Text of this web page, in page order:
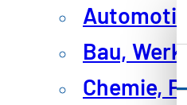
Bau,
Chemie,